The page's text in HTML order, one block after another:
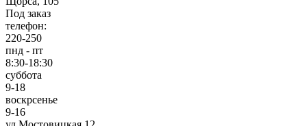
Под заказ
телефон:
220-250
пнд - пт
8:30-18:30
суббота
9-18
воскрсенье
9-16